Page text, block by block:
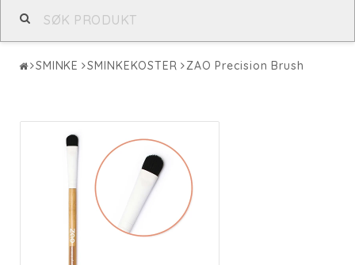
SMINKE SMINKEKOSTER ZAO Precision Brush